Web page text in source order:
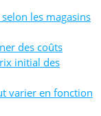
les magasins
des coûts
initial des
varier en fonction